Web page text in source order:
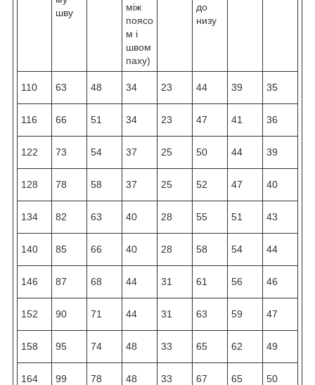
шву
між
поясо
м і
швом
паху)
до
низу
110 63 48 34 23 44 39 35
116 66 51 34 23 47 41 36
122 73 54 37 25 50 44 39
128 78 58 37 25 52 47 40
134 82 63 40 28 55 51 43
140 85 66 40 28 58 54 44
146 87 68 44 31 61 56 46
152 90 71 44 31 63 59 47
158 95 74 48 33 65 62 49
164 99 78 48 33 67 65 50